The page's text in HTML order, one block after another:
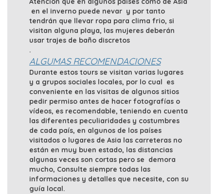
en el inverno puede nevar y por tanto
tendrán que llevar ropa para clima frio, si
visitan alguna playa, las mujeres deberán
usar trajes de baño discretos
.
ALGUMAS RECOMENDACIONES
Durante estos tours se visitan varias lugares
y a grupos sociales locales, por lo cual es
conveniente en las visitas de algunos sitios
pedir permiso antes de hacer fotografías o
vídeos, es recomendable, teniendo en cuenta
las diferentes peculiaridades y costumbres
de cada país, en algunos de los países
visitados o lugares de Asia las carreteras no
están en muy buen estado, las distancias
algunas veces son cortas pero se demora
mucho, Consulte siempre todas las
informaciones y detalles que necesite, con su
guía local.